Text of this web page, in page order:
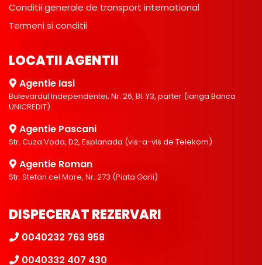
Conditii generale de transport international
Termeni si conditii
LOCATII AGENTII
Agentie Iasi
Bulevardul Independentei, Nr. 26, Bl. Y3, parter (langa Banca
UNICREDIT)
Agentie Pascani
Str. Cuza Voda, D2, Esplanada (vis-a-vis de Telekom)
Agentie Roman
Str. Stefan cel Mare, Nr. 273 (Piata Garii)
DISPECERAT REZERVARI
0040232 763 958
0040332 407 430